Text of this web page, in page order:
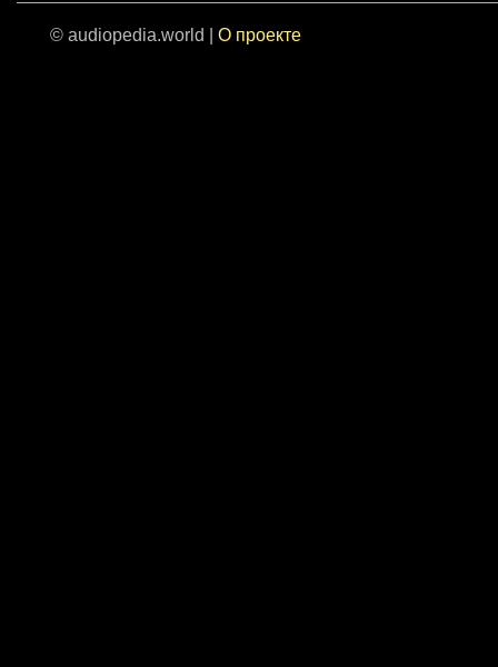
© audiopedia.world | О проекте